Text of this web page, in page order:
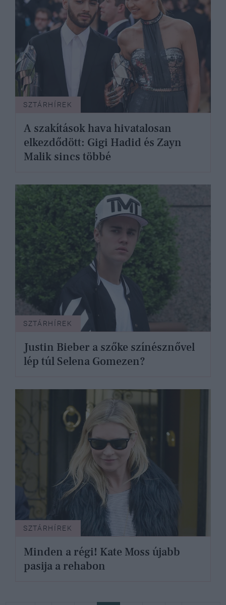
SZTÁRHÍREK
A szakítások hava hivatalosan
elkezdődött: Gigi Hadid és Zayn
Malik sincs többé
SZTÁRHÍREK
Justin Bieber a szőke színésznővel
lép túl Selena Gomezen?
SZTÁRHÍREK
Minden a régi! Kate Moss újabb
pasija a rehabon